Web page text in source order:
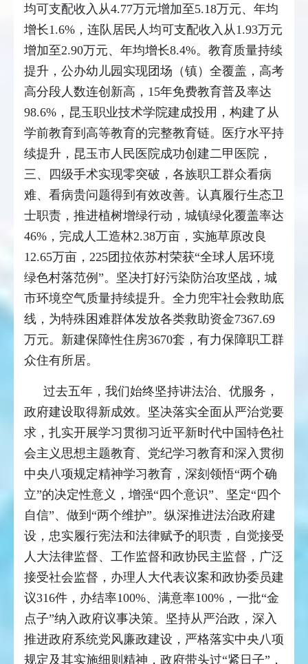
均可支配收入从4.77万元增加至5.18万元、年均
增长1.6%，连队居民人均可支配收入从1.93万元
增加至2.90万元、年均增长8.4%。教育质量持续
提升，公办幼儿园实现团场（镇）全覆盖，高考
高分段人数连创新高，15年免费教育普及率达
98.6%，昆玉职业技术学院建成投用，构建了从
学前教育到高等教育的完整教育链。医疗水平持
续提升，昆玉市人民医院成功创建二甲医院，
三、四级手术实现零突破，各族职工群众看病
难、看病贵问题得到有效改善。认真履行生态卫
士职责，推进植树增绿行动，城镇绿化覆盖率达
46%，完成人工造林2.38万亩，实施草原改良
12.65万亩，225团拉依苏村荣获“全球人居环境
绿色村落范例”。坚决打好污染防治攻坚战，城
市环境空气质量持续提升。全力兜牢社会救助底
线，为特殊困难群体发放各类救助资金7367.69
万元。新建保障性住房3670套，有力保障职工群
众住有所居。
过去五年，我们始终坚持讲法治、优服务，
政府建设取得新成效。坚决落实全面从严治党要
求，扎实开展学习贯彻习近平新时代中国特色社
会主义思想主题教育、党纪学习教育和深入贯彻
中央八项规定精神学习教育，深刻领悟“两个确
立”的决定性意义，增强“四个意识”、坚定“四个
自信”、做到“两个维护”。纵深推进法治政府建
设，忠实履行宪法和法律赋予的职责，自觉接受
人大法律监督、工作监督和政协民主监督，广泛
接受社会监督，办理人大代表议案和政协委员建
议316件，办结率100%、满意率100%，一批“金
点子”纳入政府议事决策。坚持从严治政，深入
推进政府系统党风廉政建设，严格落实中央八项
规定及其实施细则精神，政府带头过“紧日子”，